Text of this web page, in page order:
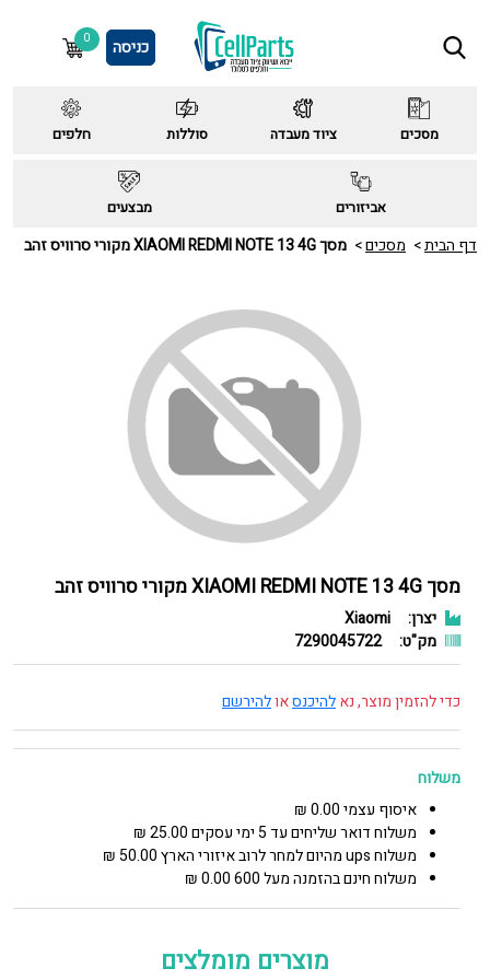
כניסה 0
מסכים ציוד מעבדה סוללות חלפים
אביזורים מבצעים
דף הבית מסכים מסך XIAOMI REDMI NOTE 13 4G מקורי סרוויס זהב
מסך XIAOMI REDMI NOTE 13 4G מקורי סרוויס זהב
יצרן:
Xiaomi
מק"ט:
7290045722
כדי להזמין מוצר, נאלהיכנסאולהירשם
משלוח
איסוף עצמי 0.00 ₪
משלוח דואר שליחים עד 5 ימי עסקים 25.00 ₪
משלוח ups מהיום למחר לרוב איזורי הארץ 50.00 ₪
משלוח חינם בהזמנה מעל 600 0.00 ₪
מוצרים מומלצים